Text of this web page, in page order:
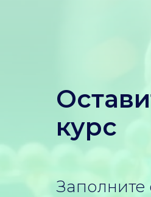
курс